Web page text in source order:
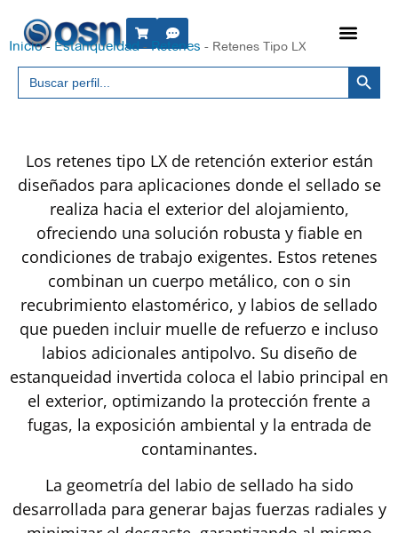
Buscar: Botón
Inicio- Estanqueidad-Retenes - Retenes Tipo LX
Los retenes tipo LX de retención exterior están
diseñados para aplicaciones donde el sellado se
realiza hacia el exterior del alojamiento,
ofreciendo una solución robusta y fiable en
condiciones de trabajo exigentes. Estos retenes
combinan un cuerpo metálico, con o sin
recubrimiento elastomérico, y labios de sellado
que pueden incluir muelle de refuerzo e incluso
labios adicionales antipolvo. Su diseño de
estanqueidad invertida coloca el labio principal en
el exterior, optimizando la protección frente a
fugas, la exposición ambiental y la entrada de
contaminantes.
La geometría del labio de sellado ha sido
desarrollada para generar bajas fuerzas radiales y